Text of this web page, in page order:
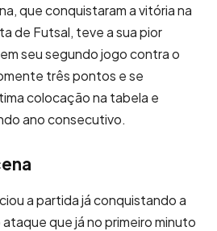
que conquistaram a vitória na
de Futsal, teve a sua pior
seu segundo jogo contra o
três pontos e se
colocação na tabela e
ano consecutivo.
a partida já conquistando a
que já no primeiro minuto